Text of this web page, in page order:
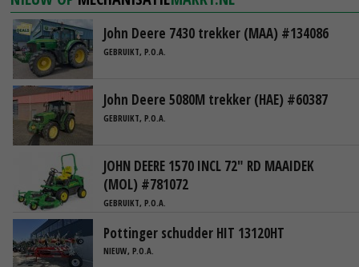
John Deere 7430 trekker (MAA) #134086
GEBRUIKT, P.O.A.
John Deere 5080M trekker (HAE) #60387
GEBRUIKT, P.O.A.
JOHN DEERE 1570 INCL 72" RD MAAIDEK
(MOL) #781072
GEBRUIKT, P.O.A.
Pottinger schudder HIT 13120HT
NIEUW, P.O.A.